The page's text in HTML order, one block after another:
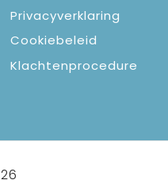
Privacyverklaring
Cookiebeleid
Klachtenprocedure